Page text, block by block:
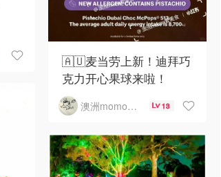
🇦🇺麦当劳上新！迪拜巧
克力开心果球来啦！
澳洲momo爱吃 13